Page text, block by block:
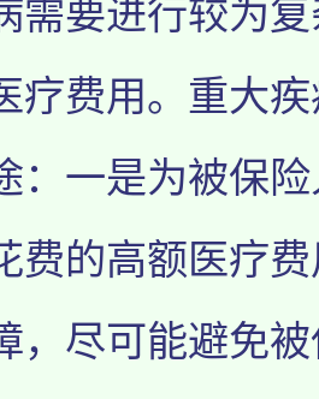
需要进行较为
疗费用。重大
：一是为被保
费的高额医疗
，尽可能避免